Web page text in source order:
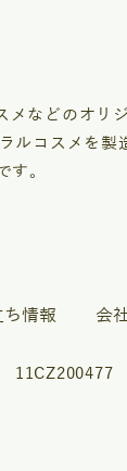
などのオリ
ルコスメを製
す。
ち情報 会
11CZ200477